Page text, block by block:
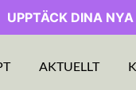
UPPTÄCK DINA
AKTUELLT